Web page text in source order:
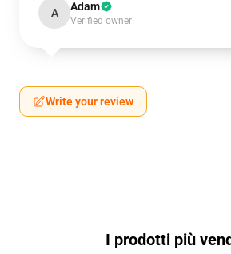
A Adam
Verified owner
Write your review
I prodotti più